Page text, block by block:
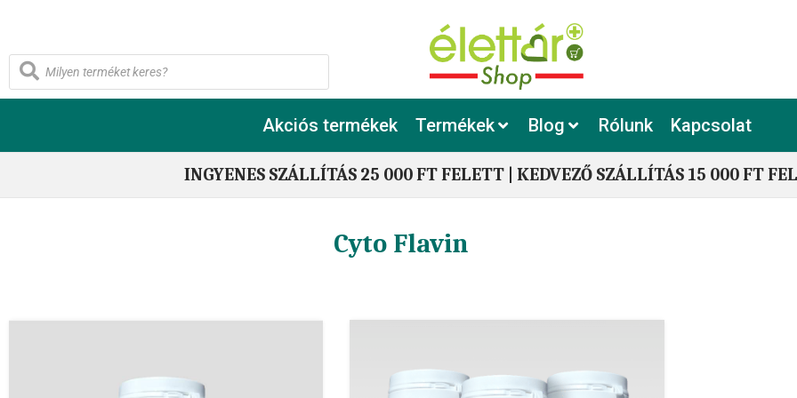
Akciós termékek Termékek Blog Rólunk Kapcsolat
INGYENES SZÁLLÍTÁS 25 000 FT FELETT | KEDVEZŐ SZÁLLÍTÁS 15 000 FT
Cyto Flavin